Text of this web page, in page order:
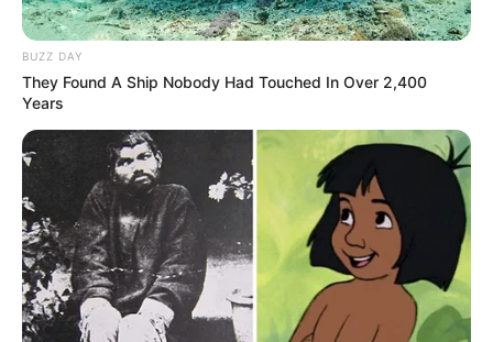
BUZZ DAY
They Found A Ship Nobody Had Touched In Over 2,400
Years